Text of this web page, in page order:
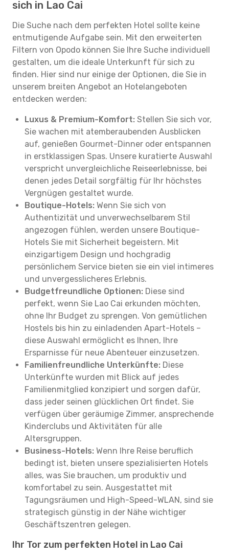
sich in Lao Cai
Die Suche nach dem perfekten Hotel sollte keine
entmutigende Aufgabe sein. Mit den erweiterten
Filtern von Opodo können Sie Ihre Suche individuell
gestalten, um die ideale Unterkunft für sich zu
finden. Hier sind nur einige der Optionen, die Sie in
unserem breiten Angebot an Hotelangeboten
entdecken werden:
Luxus & Premium-Komfort: Stellen Sie sich vor,
Sie wachen mit atemberaubenden Ausblicken
auf, genießen Gourmet-Dinner oder entspannen
in erstklassigen Spas. Unsere kuratierte Auswahl
verspricht unvergleichliche Reiseerlebnisse, bei
denen jedes Detail sorgfältig für Ihr höchstes
Vergnügen gestaltet wurde.
Boutique-Hotels: Wenn Sie sich von
Authentizität und unverwechselbarem Stil
angezogen fühlen, werden unsere Boutique-
Hotels Sie mit Sicherheit begeistern. Mit
einzigartigem Design und hochgradig
persönlichem Service bieten sie ein viel intimeres
und unvergesslicheres Erlebnis.
Budgetfreundliche Optionen: Diese sind
perfekt, wenn Sie Lao Cai erkunden möchten,
ohne Ihr Budget zu sprengen. Von gemütlichen
Hostels bis hin zu einladenden Apart-Hotels –
diese Auswahl ermöglicht es Ihnen, Ihre
Ersparnisse für neue Abenteuer einzusetzen.
Familienfreundliche Unterkünfte: Diese
Unterkünfte wurden mit Blick auf jedes
Familienmitglied konzipiert und sorgen dafür,
dass jeder seinen glücklichen Ort findet. Sie
verfügen über geräumige Zimmer, ansprechende
Kinderclubs und Aktivitäten für alle
Altersgruppen.
Business-Hotels: Wenn Ihre Reise beruflich
bedingt ist, bieten unsere spezialisierten Hotels
alles, was Sie brauchen, um produktiv und
komfortabel zu sein. Ausgestattet mit
Tagungsräumen und High-Speed-WLAN, sind sie
strategisch günstig in der Nähe wichtiger
Geschäftszentren gelegen.
Ihr Tor zum perfekten Hotel in Lao Cai